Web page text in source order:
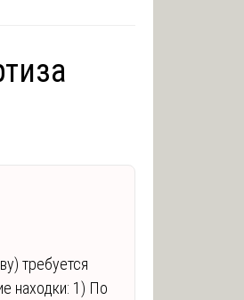
требуется
находки: 1) По